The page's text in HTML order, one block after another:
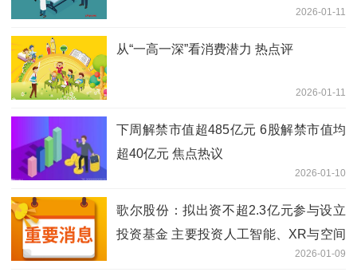
2026-01-11
从“一高一深”看消费潜力 热点评
2026-01-11
下周解禁市值超485亿元 6股解禁市值均
超40亿元 焦点热议
2026-01-10
歌尔股份：拟出资不超2.3亿元参与设立
投资基金 主要投资人工智能、XR与空间
2026-01-09